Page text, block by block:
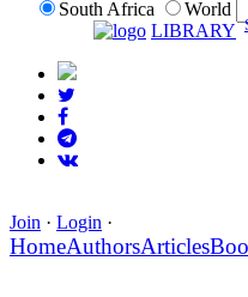
South Africa
World
LIBRARY
Join · Login ·
HomeAuthorsArticles